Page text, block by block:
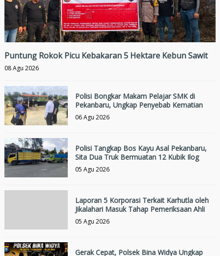
Puntung Rokok Picu Kebakaran 5 Hektare Kebun Sawit
08 Agu 2026
Polisi Bongkar Makam Pelajar SMK di
Pekanbaru, Ungkap Penyebab Kematian
06 Agu 2026
Polisi Tangkap Bos Kayu Asal Pekanbaru,
Sita Dua Truk Bermuatan 12 Kubik Ilog
05 Agu 2026
Laporan 5 Korporasi Terkait Karhutla oleh
Jikalahari Masuk Tahap Pemeriksaan Ahli
05 Agu 2026
Gerak Cepat, Polsek Bina Widya Ungkap